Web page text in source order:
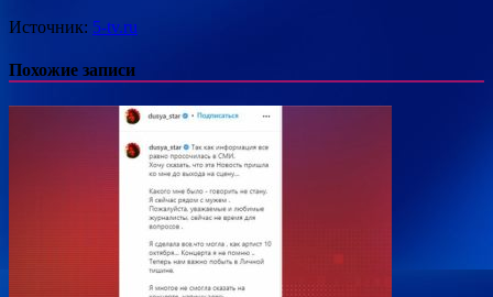
Источник: 5-tv.ru
Похожие записи